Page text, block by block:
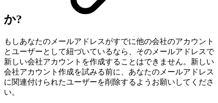
か?
もしあなたのメールアドレスがすでに他の会社のアカウント
とユーザーとして紐づいているなら、そのメールアドレスで
新しい会社アカウントを作成することはできません。新しい
会社アカウント作成を試みる前に、あなたのメールアドレス
に関連付けられたユーザーを削除するようお願いしてくださ
い。